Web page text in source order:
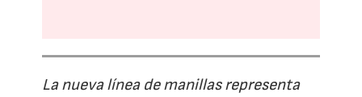
La nueva línea de manillas representa